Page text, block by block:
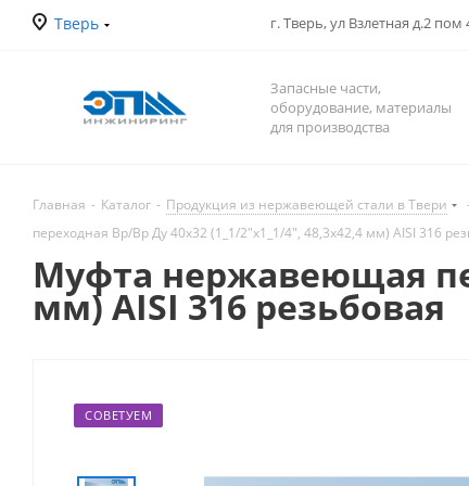
Тверь г. Тверь, ул Взлетная д.2
Запасные части,
оборудование, материалы
для производства
Главная - Каталог - Продукция из нержавеющей стали в Твери
переходная Вр/Вр Ду 40x32 (1_1/2"x1_1/4", 48,3x42,4 мм) AISI 316
Муфта нержавеющая
мм) AISI 316 резьбовая
СОВЕТУЕМ